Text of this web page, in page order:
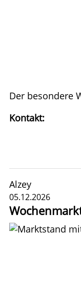
Der besondere
Kontakt:
Alzey
05.12.2026